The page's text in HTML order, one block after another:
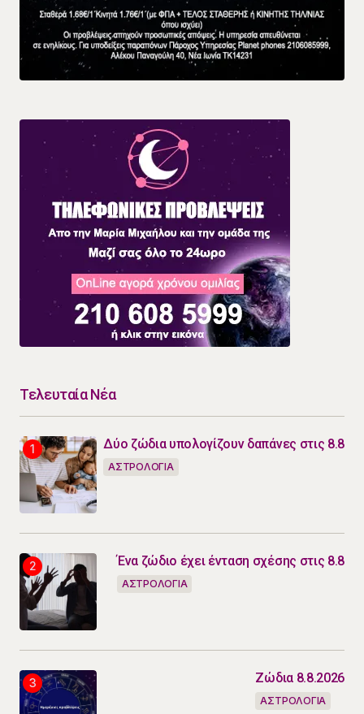
Τελευταία Νέα
Δύο ζώδια υπολογίζουν δαπάνες στις 8.8
ΑΣΤΡΟΛΟΓΙΑ
Ένα ζώδιο έχει ένταση σχέσης στις 8.8
ΑΣΤΡΟΛΟΓΙΑ
Ζώδια 8.8.2026
ΑΣΤΡΟΛΟΓΙΑ